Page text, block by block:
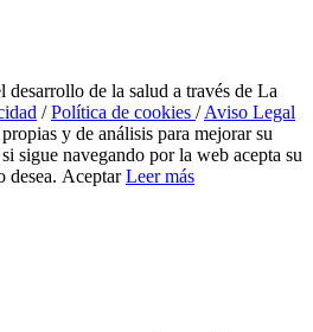
de la salud a través de La
/Política de cookies /Aviso Legal
y de análisis para mejorar su
sigue navegando por la web acepta su
desea. Aceptar Leer más